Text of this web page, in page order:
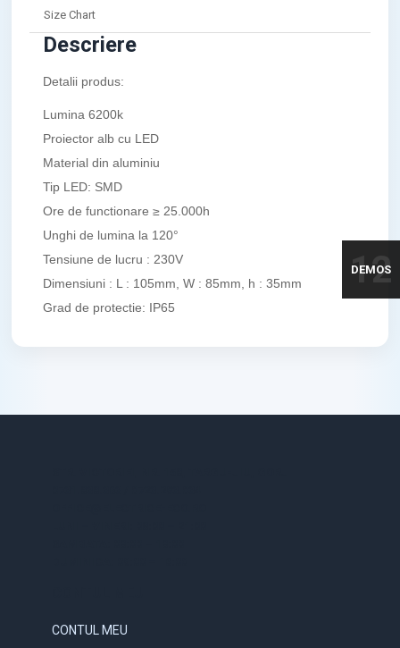
Size Chart
Descriere
Detalii produs:
Lumina 6200k
Proiector alb cu LED
Material din aluminiu
Tip LED: SMD
Ore de functionare ≥ 25.000h
Unghi de lumina la 120°
Tensiune de lucru : 230V
Dimensiuni : L : 105mm, W : 85mm, h : 35mm
Grad de protectie: IP65
CONTUL MEU
DEMOS
12